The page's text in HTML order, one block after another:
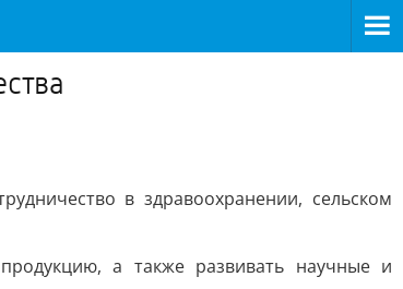
в здравоохранении, сельском
а также развивать научные и